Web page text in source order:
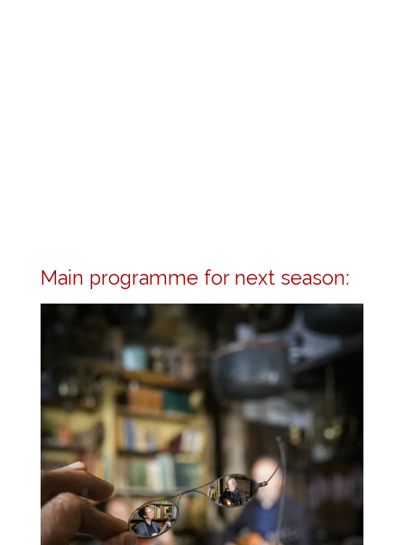
Main programme for next season: